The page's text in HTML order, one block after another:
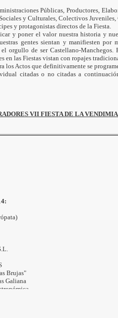
Públicas, Productores,
y Culturales, Colectivos
y protagonistas directos de la Fiesta.
y poner el valor nuestra historia y
gentes sientan y manifiesten por
orgullo de ser Castellano-Manchegos.
en las Fiestas vistan con ropajes
los Actos que definitivamente se
citadas o no citadas a
VII FIESTA DE LA
Brujas"
Galiana